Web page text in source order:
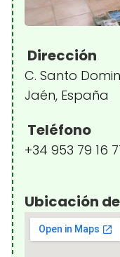
Dirección
C. Santo
Jaén, España
Teléfono
+34 953 79 16
Ubicación